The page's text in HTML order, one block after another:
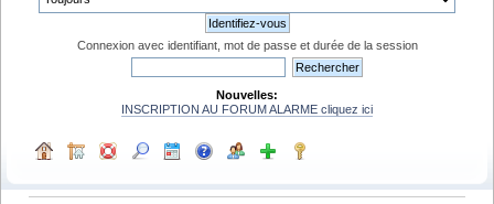
Connexion avec identifiant, mot de passe et durée de la session
Nouvelles:
INSCRIPTION AU FORUM ALARME cliquez ici